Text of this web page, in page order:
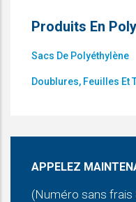
Produits En
Sacs De Polyéthylène
Doublures, Feuilles Et
APPELEZ
(Numéro sans